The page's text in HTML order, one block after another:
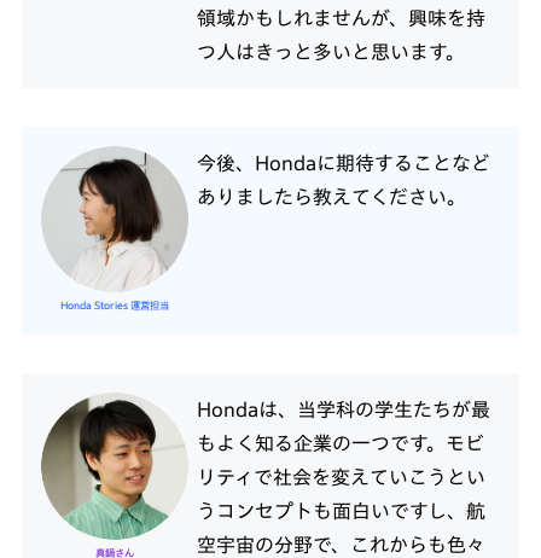
領域かもしれませんが、興味を持
つ人はきっと多いと思います。
Honda Stories 運営担当
今後、Hondaに期待することなど
ありましたら教えてください。
真鍋さん
Hondaは、当学科の学生たちが最
もよく知る企業の一つです。モビ
リティで社会を変えていこうとい
うコンセプトも面白いですし、航
空宇宙の分野で、これからも色々